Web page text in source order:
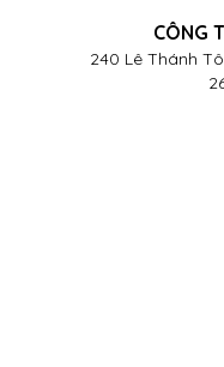
CÔNG
240 Lê Thánh